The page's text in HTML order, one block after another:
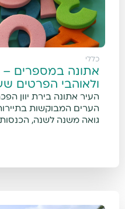
כללי
אתונה במספרים –
ולאוהבי הפרטים
העיר אתונה בירת יוון
הערים המבוקשות
גואה משנה לשנה,